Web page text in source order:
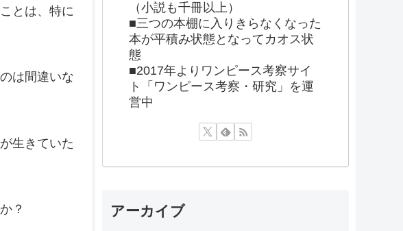
とは、特に
は間違いな
生きていた
？
（小説も千冊以上）
■三つの本棚に入りきらなくなった
本が平積み状態となってカオス状
態
■2017年よりワンピース考察サイ
ト「ワンピース考察・研究」を運
営中
アーカイブ